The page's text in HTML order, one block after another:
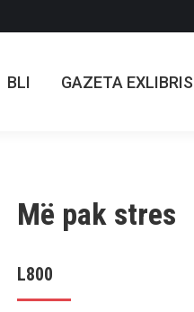
BLI GAZETA EXLIBRIS
Më pak stres
L800
BLI GAZETA EXLIBRIS